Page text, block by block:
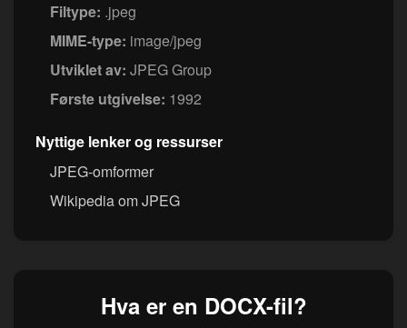
Filtype: .jpeg
MIME-type: image/jpeg
Utviklet av: JPEG Group
Første utgivelse: 1992
Nyttige lenker og ressurser
JPEG-omformer
Wikipedia om JPEG
Hva er en DOCX-fil?